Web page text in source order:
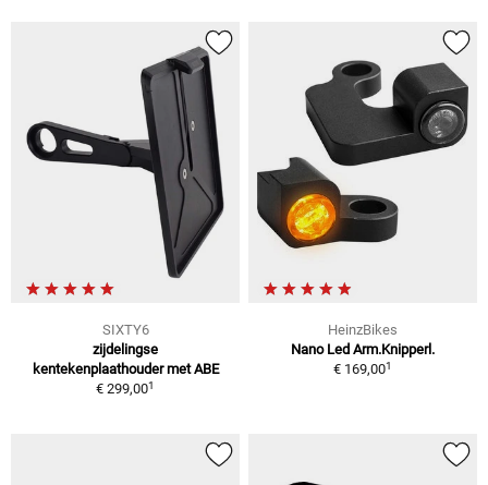
SIXTY6
zijdelingse
kentekenplaathouder met ABE
€ 299,001
HeinzBikes
Nano Led Arm.Knipperl.
€ 169,001